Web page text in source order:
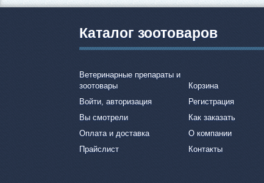
Каталог зоотоваров
Ветеринарные препараты и
зоотовары
Корзина
Войти, авторизация
Регистрация
Вы смотрели
Как заказать
Оплата и доставка
О компании
Прайслист
Контакты